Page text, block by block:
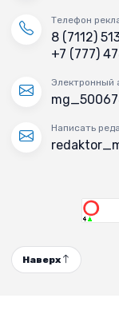
Телефон
8 (7112)
+7 (777)
Электронный
Написать
Наверх